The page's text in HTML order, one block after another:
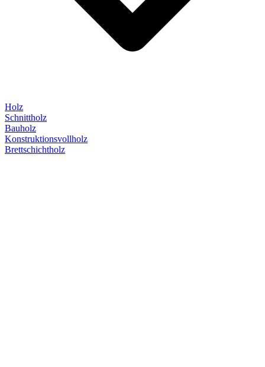
Holz
Schnittholz
Bauholz
Konstruktionsvollholz
Brettschichtholz